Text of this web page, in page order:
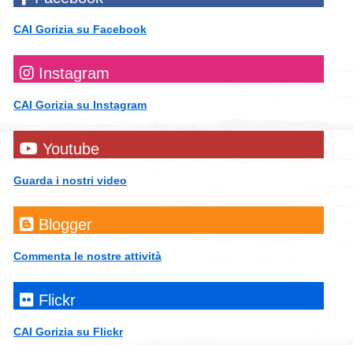
CAI Gorizia su Facebook
Instagram
CAI Gorizia su Instagram
Youtube
Guarda i nostri video
Blogger
Commenta le nostre attività
Flickr
CAI Gorizia su Flickr